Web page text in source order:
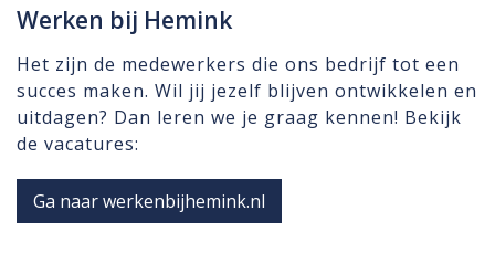
Werken bij Hemink
Het zijn de medewerkers die ons bedrijf tot een
succes maken. Wil jij jezelf blijven ontwikkelen en
uitdagen? Dan leren we je graag kennen! Bekijk
de vacatures:
Ga naar werkenbijhemink.nl